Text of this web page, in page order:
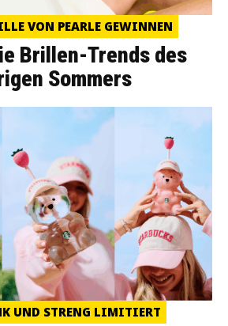
VON PEARLE GEWINNEN
Brillen-Trends des
Sommers
UND STRENG LIMITIERT